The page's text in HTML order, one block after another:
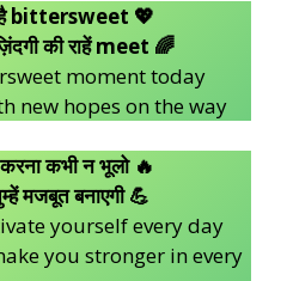
है bittersweet 💖
की राहें meet 🌈
moment today
new hopes on the way
कभी न भूलो 🔥
मजबूत बनाएगी 💪
yourself every day
you stronger in every